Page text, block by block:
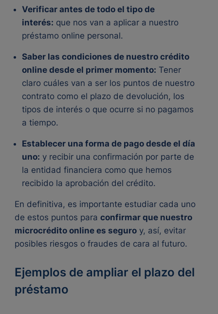
Verificar antes de todo el tipo de
interés: que nos van a aplicar a nuestro
préstamo online personal.
Saber las condiciones de nuestro crédito
online desde el primer momento: Tener
claro cuáles van a ser los puntos de nuestro
contrato como el plazo de devolución, los
tipos de interés o que ocurre si no pagamos
a tiempo.
Establecer una forma de pago desde el día
uno: y recibir una confirmación por parte de
la entidad financiera como que hemos
recibido la aprobación del crédito.
En definitiva, es importante estudiar cada uno
de estos puntos para confirmar que nuestro
microcrédito online es seguro y, así, evitar
posibles riesgos o fraudes de cara al futuro.
Ejemplos de ampliar el plazo del
préstamo